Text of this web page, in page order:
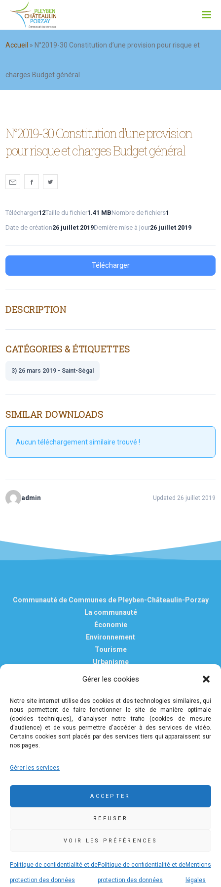
Gérer les cookies
Notre site internet utilise des cookies et des technologies similaires, qui
nous permettent de faire fonctionner le site de manière optimale
(cookies techniques), d'analyser notre trafic (cookies de mesure
d’audience) et de vous permettre d'accéder à des services de vidéo.
Certains cookies sont placés par des services tiers qui apparaissent sur
nos pages.
Gérer les services
ACCEPTER
REFUSER
VOIR LES PRÉFÉRENCES
Politique de confidentialité et de
protection des données
Politique de confidentialité et de
protection des données
Mentions
légales
Accueil » N°2019-30 Constitution d’une provision pour risque et
charges Budget général
N°2019-30 Constitution d’une provision
pour risque et charges Budget général
Télécharger12Taille du fichier1.41 MBNombre de fichiers1
Date de création26 juillet 2019Dernière mise à jour26 juillet 2019
Télécharger
DESCRIPTION
CATÉGORIES & ÉTIQUETTES
3) 26 mars 2019 - Saint-Ségal
SIMILAR DOWNLOADS
Aucun téléchargement similaire trouvé !
admin Updated 26 juillet 2019
Communauté de Communes de Pleyben-Châteaulin-Porzay
La communauté
Économie
Environnement
Tourisme
Urbanisme
Mentions légales
Politique de confidentialité et de protection des données
personnelles
02 98 86 36 46
www.ccpcp.bzh